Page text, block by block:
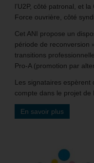
l’U2P, côté patronal, et
Force ouvrière, côté
Cet ANI propose un
période de reconversion
transitions
Pro-A (promotion par
Les signataires espèrent
compte dans le projet de
En savoir plus